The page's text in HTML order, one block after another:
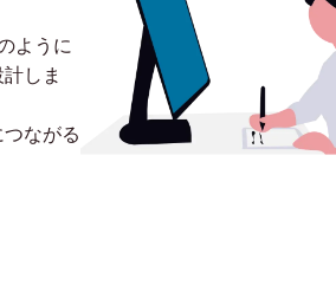
ように
しま
ながる